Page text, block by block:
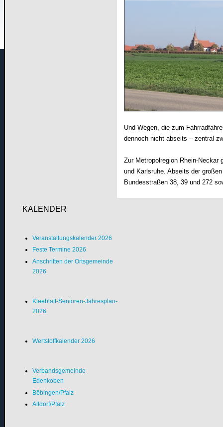
Und Wegen, die zum
dennoch nicht abseits – zentral
Zur Metropolregion Rhein-Neckar
und Karlsruhe. Abseits der
Bundesstraßen 38, 39 und 272
KALENDER
Veranstaltungskalender 2026
Feste Termine 2026
Anschriften der Ortsgemeinde
2026
Kleeblatt-Senioren-Jahresplan-
2026
Wertstoffkalender 2026
Verbandsgemeinde
Edenkoben
Böbingen/Pfalz
Altdorf/Pfalz